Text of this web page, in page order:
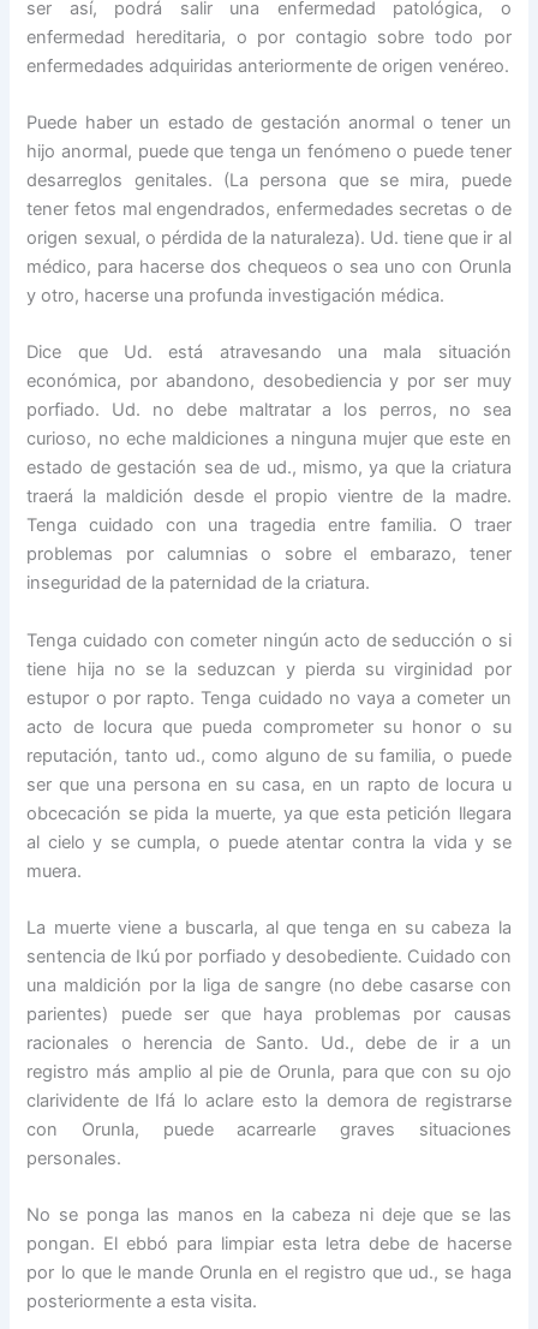
ser así, podrá salir una enfermedad patológica, o
enfermedad hereditaria, o por contagio sobre todo por
enfermedades adquiridas anteriormente de origen venéreo.
Puede haber un estado de gestación anormal o tener un
hijo anormal, puede que tenga un fenómeno o puede tener
desarreglos genitales. (La persona que se mira, puede
tener fetos mal engendrados, enfermedades secretas o de
origen sexual, o pérdida de la naturaleza). Ud. tiene que ir al
médico, para hacerse dos chequeos o sea uno con Orunla
y otro, hacerse una profunda investigación médica.
Dice que Ud. está atravesando una mala situación
económica, por abandono, desobediencia y por ser muy
porfiado. Ud. no debe maltratar a los perros, no sea
curioso, no eche maldiciones a ninguna mujer que este en
estado de gestación sea de ud., mismo, ya que la criatura
traerá la maldición desde el propio vientre de la madre.
Tenga cuidado con una tragedia entre familia. O traer
problemas por calumnias o sobre el embarazo, tener
inseguridad de la paternidad de la criatura.
Tenga cuidado con cometer ningún acto de seducción o si
tiene hija no se la seduzcan y pierda su virginidad por
estupor o por rapto. Tenga cuidado no vaya a cometer un
acto de locura que pueda comprometer su honor o su
reputación, tanto ud., como alguno de su familia, o puede
ser que una persona en su casa, en un rapto de locura u
obcecación se pida la muerte, ya que esta petición llegara
al cielo y se cumpla, o puede atentar contra la vida y se
muera.
La muerte viene a buscarla, al que tenga en su cabeza la
sentencia de Ikú por porfiado y desobediente. Cuidado con
una maldición por la liga de sangre (no debe casarse con
parientes) puede ser que haya problemas por causas
racionales o herencia de Santo. Ud., debe de ir a un
registro más amplio al pie de Orunla, para que con su ojo
clarividente de Ifá lo aclare esto la demora de registrarse
con Orunla, puede acarrearle graves situaciones
personales.
No se ponga las manos en la cabeza ni deje que se las
pongan. El ebbó para limpiar esta letra debe de hacerse
por lo que le mande Orunla en el registro que ud., se haga
posteriormente a esta visita.